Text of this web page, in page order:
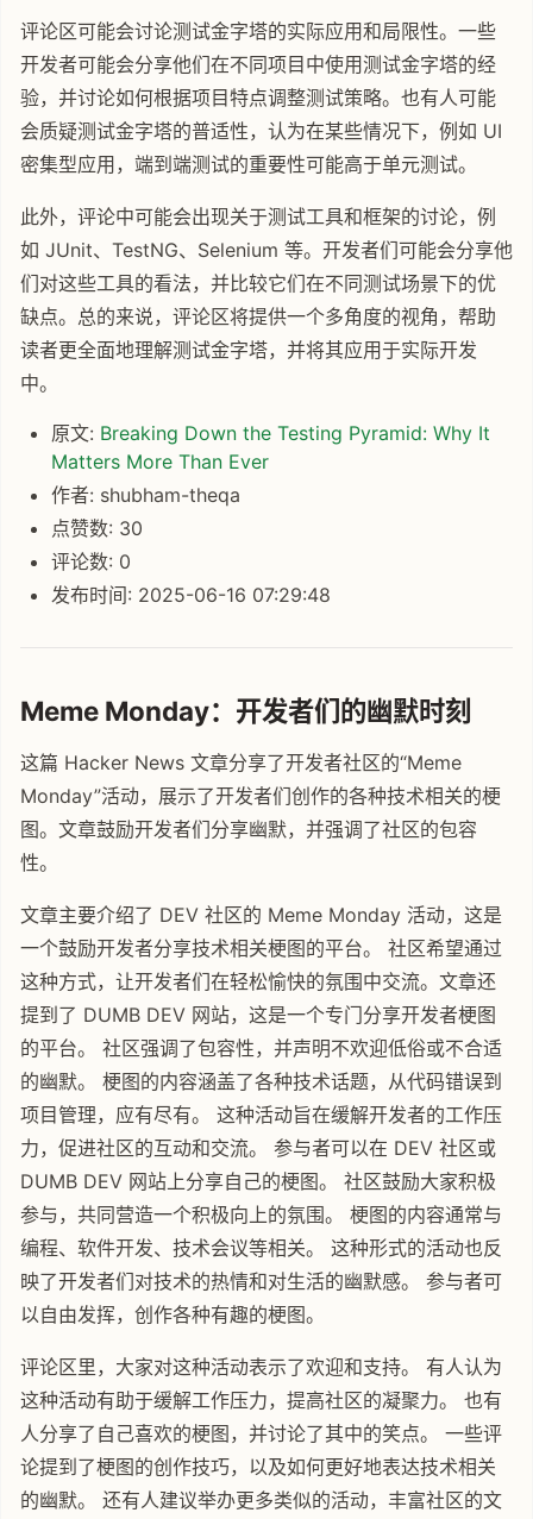
评论区可能会讨论测试金字塔的实际应用和局限性。一些
开发者可能会分享他们在不同项目中使用测试金字塔的经
验，并讨论如何根据项目特点调整测试策略。也有人可能
会质疑测试金字塔的普适性，认为在某些情况下，例如 UI
密集型应用，端到端测试的重要性可能高于单元测试。
此外，评论中可能会出现关于测试工具和框架的讨论，例
如 JUnit、TestNG、Selenium 等。开发者们可能会分享他
们对这些工具的看法，并比较它们在不同测试场景下的优
缺点。总的来说，评论区将提供一个多角度的视角，帮助
读者更全面地理解测试金字塔，并将其应用于实际开发
中。
原文: Breaking Down the Testing Pyramid: Why It
Matters More Than Ever
作者: shubham-theqa
点赞数: 30
评论数: 0
发布时间: 2025-06-16 07:29:48
Meme Monday：开发者们的幽默时刻
这篇 Hacker News 文章分享了开发者社区的“Meme
Monday”活动，展示了开发者们创作的各种技术相关的梗
图。文章鼓励开发者们分享幽默，并强调了社区的包容
性。
文章主要介绍了 DEV 社区的 Meme Monday 活动，这是
一个鼓励开发者分享技术相关梗图的平台。 社区希望通过
这种方式，让开发者们在轻松愉快的氛围中交流。文章还
提到了 DUMB DEV 网站，这是一个专门分享开发者梗图
的平台。 社区强调了包容性，并声明不欢迎低俗或不合适
的幽默。 梗图的内容涵盖了各种技术话题，从代码错误到
项目管理，应有尽有。 这种活动旨在缓解开发者的工作压
力，促进社区的互动和交流。 参与者可以在 DEV 社区或
DUMB DEV 网站上分享自己的梗图。 社区鼓励大家积极
参与，共同营造一个积极向上的氛围。 梗图的内容通常与
编程、软件开发、技术会议等相关。 这种形式的活动也反
映了开发者们对技术的热情和对生活的幽默感。 参与者可
以自由发挥，创作各种有趣的梗图。
评论区里，大家对这种活动表示了欢迎和支持。 有人认为
这种活动有助于缓解工作压力，提高社区的凝聚力。 也有
人分享了自己喜欢的梗图，并讨论了其中的笑点。 一些评
论提到了梗图的创作技巧，以及如何更好地表达技术相关
的幽默。 还有人建议举办更多类似的活动，丰富社区的文